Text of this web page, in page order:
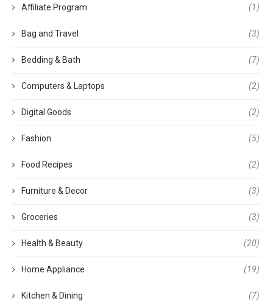
Affiliate Program (1)
Bag and Travel (3)
Bedding & Bath (7)
Computers & Laptops (2)
Digital Goods (2)
Fashion (5)
Food Recipes (2)
Furniture & Decor (3)
Groceries (3)
Health & Beauty (20)
Home Appliance (19)
Kitchen & Dining (7)